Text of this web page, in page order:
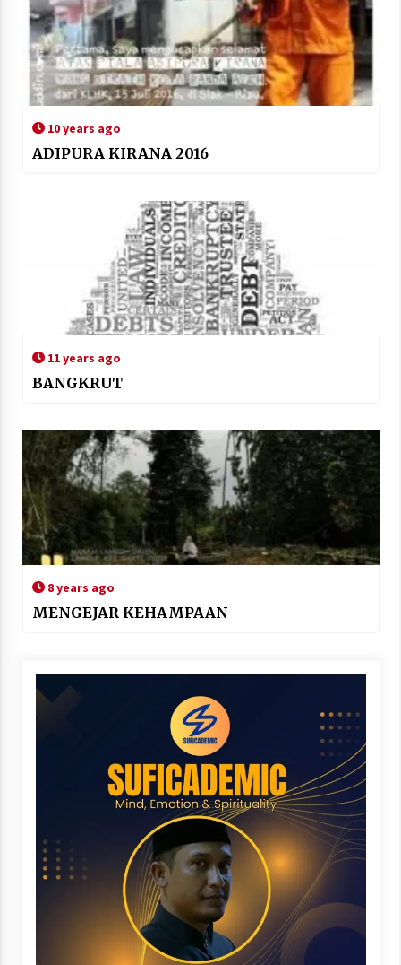
10 years ago
ADIPURA KIRANA 2016
11 years ago
BANGKRUT
8 years ago
MENGEJAR KEHAMPAAN